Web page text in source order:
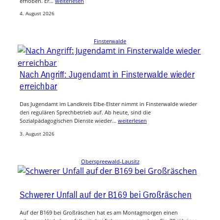
4. August 2026
Finsterwalde
Nach Angriff: Jugendamt in Finsterwalde wieder
erreichbar
Das Jugendamt im Landkreis Elbe-Elster nimmt in Finsterwalde wieder
den regulären Sprechbetrieb auf. Ab heute, sind die
Sozialpädagogischen Dienste wieder… weiterlesen
3. August 2026
Oberspreewald-Lausitz
Schwerer Unfall auf der B169 bei Großräschen
Auf der B169 bei Großräschen hat es am Montagmorgen einen